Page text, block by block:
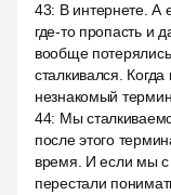
43: В интернете. А
где-то пропасть и
вообще
сталкивался.
незнакомый
44: Мы
после этого
время. И если мы
перестали